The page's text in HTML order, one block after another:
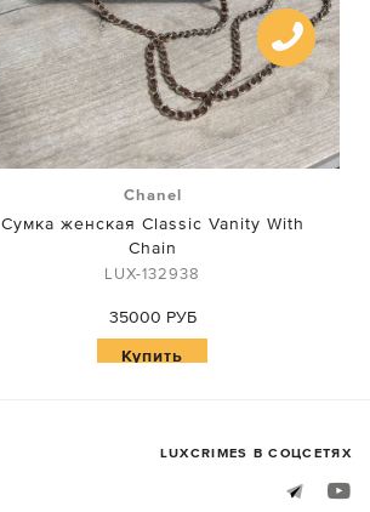
Chanel
Сумка женская Classic Vanity With
Chain
LUX-132938
35000 РУБ
Купить
LUXСRIMES В СОЦСЕТЯХ